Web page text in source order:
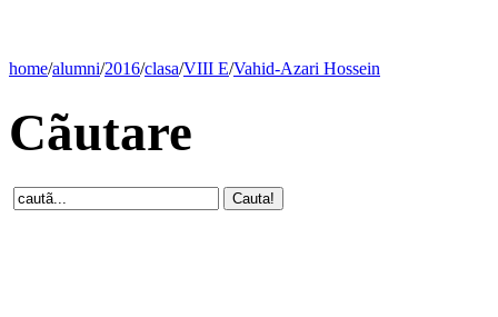
home/alumni/2016/clasa/VIII E/Vahid-Azari Hossein
Cãutare